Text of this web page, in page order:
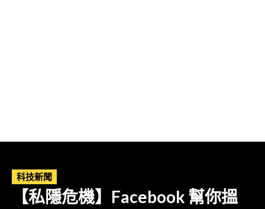
科技新聞
【私隱危機】Facebook 幫你搵